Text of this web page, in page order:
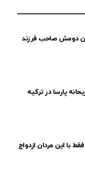
دومش صاحب فرزند
پارسا در ترکیه
با این مردان ازدواج